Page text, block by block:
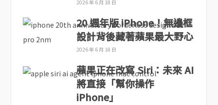
2026 年 6 月 18 日
20 週年版 iPhone！無邊框
設計背後藏著蘋果最大野心
2026 年 6 月 18 日
蘋果正在改寫 Siri：未來 AI
將直接「幫你操作
iPhone」